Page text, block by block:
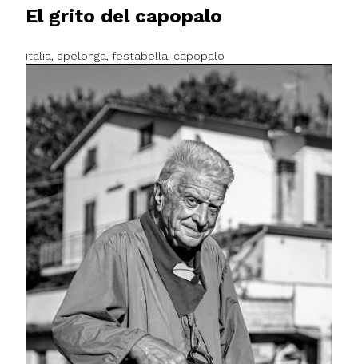
El grito del capopalo
italia, spelonga, festabella, capopalo